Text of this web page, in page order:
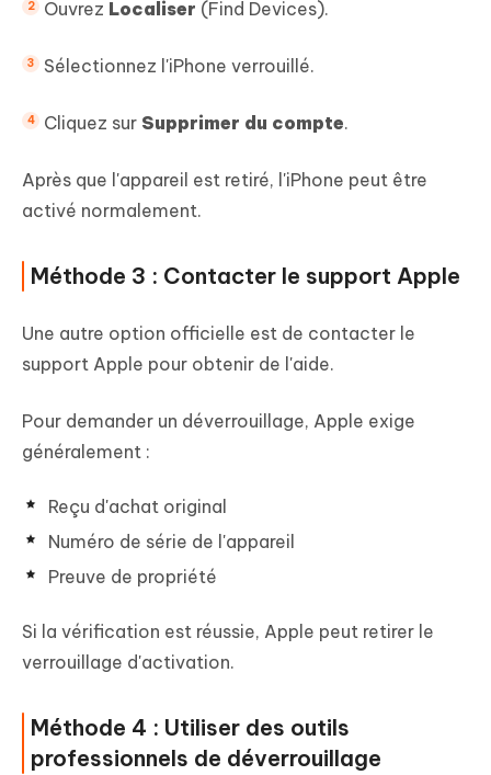
Ouvrez Localiser (Find Devices).
Sélectionnez l'iPhone verrouillé.
Cliquez sur Supprimer du compte.
Après que l'appareil est retiré, l'iPhone peut être
activé normalement.
Méthode 3 : Contacter le support Apple
Une autre option officielle est de contacter le
support Apple pour obtenir de l'aide.
Pour demander un déverrouillage, Apple exige
généralement :
Reçu d'achat original
Numéro de série de l'appareil
Preuve de propriété
Si la vérification est réussie, Apple peut retirer le
verrouillage d'activation.
Méthode 4 : Utiliser des outils
professionnels de déverrouillage